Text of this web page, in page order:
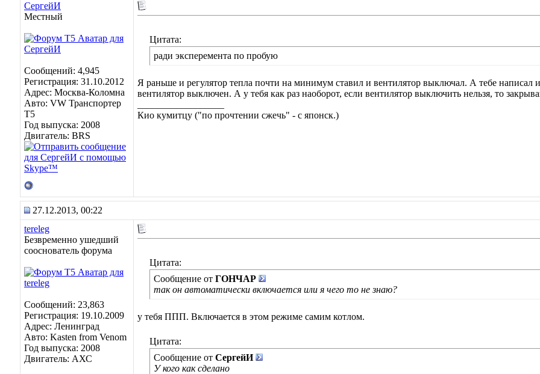
СергейИ
Местный
Сообщений: 4,945
Регистрация: 31.10.2012
Адрес: Москва-Коломна
Авто: VW Транспортер
Т5
Год выпуска: 2008
Двигатель: BRS
Цитата:
ради эксперемента по пробую
Я раньше и регулятор тепла почти на минимум ставил и вентилятор выключал. А тебе написал
вентилятор выключен. А у тебя как раз наоборот, если вентилятор выключить нельзя, то
Кио кумитцу ("по прочтении сжечь" - с японск.)
27.12.2013, 00:22
tereleg
Безвременно ушедший
сооснователь форума
Сообщений: 23,863
Регистрация: 19.10.2009
Адрес: Ленинград
Авто: Kasten from Venom
Год выпуска: 2008
Двигатель: АХС
Цитата:
Сообщение от ГОНЧАР
так он автоматически включается или я чего то не знаю?
у тебя ППП. Включается в этом режиме самим котлом.
Цитата:
Сообщение от СергейИ
У кого как сделано